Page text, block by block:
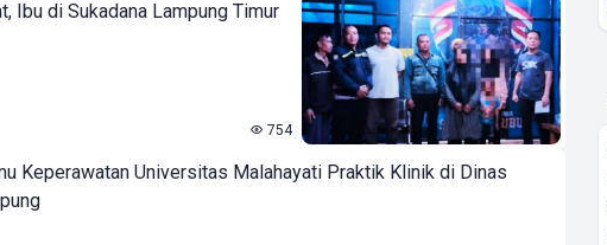
Ibu di Sukadana Lampung Timur
754
Keperawatan Universitas Malahayati Praktik Klinik di Dinas